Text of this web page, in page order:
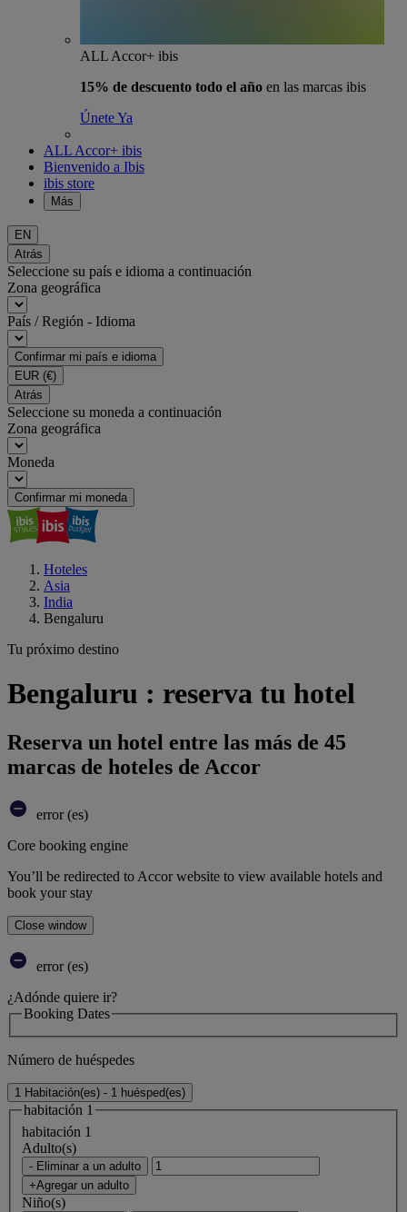
ALL Accor+ ibis
15% de descuento todo el año en las marcas ibis
Únete Ya
ALL Accor+ ibis
Bienvenido a Ibis
ibis store
Más
EN
Atrás
Seleccione su país e idioma a continuación
Zona geográfica
País / Región - Idioma
Confirmar mi país e idioma
EUR (€)
Atrás
Seleccione su moneda a continuación
Zona geográfica
Moneda
Confirmar mi moneda
Hoteles
Asia
India
Bengaluru
Tu próximo destino
Bengaluru : reserva tu hotel
Reserva un hotel entre las más de 45
marcas de hoteles de Accor
error (es)
Core booking engine
You’ll be redirected to Accor website to view available hotels and
book your stay
Close window
error (es)
¿Adónde quiere ir?
Booking Dates
Número de huéspedes
1 Habitación(es) - 1 huésped(es)
habitación 1
habitación 1
Adulto(s)
- Eliminar a un adulto
+Agregar un adulto
Niño(s)